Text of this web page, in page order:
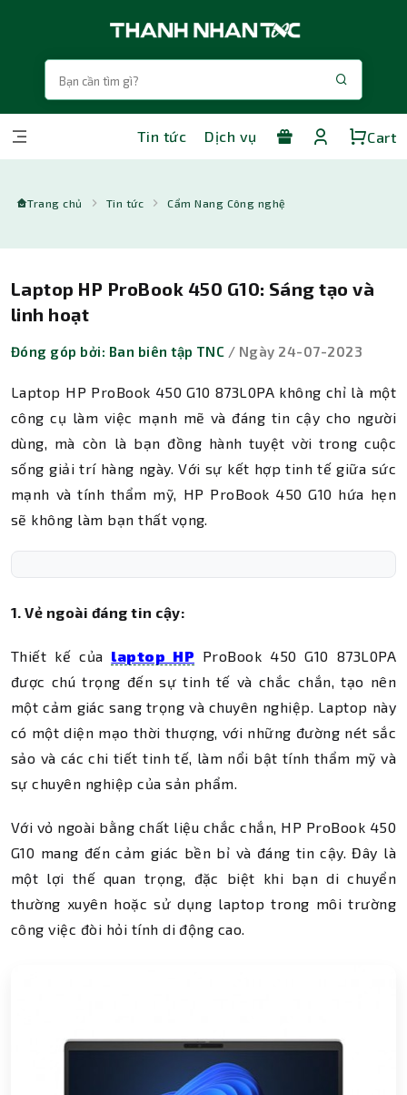
Tin tức Dịch vụ Cart
Trang chủ Tin tức Cẩm Nang Công nghệ
Laptop HP ProBook 450 G10: Sáng tạo và
linh hoạt
Đóng góp bởi: Ban biên tập TNC / Ngày 24-07-2023
Laptop HP ProBook 450 G10 873L0PA không chỉ là một
công cụ làm việc mạnh mẽ và đáng tin cậy cho người
dùng, mà còn là bạn đồng hành tuyệt vời trong cuộc
sống giải trí hàng ngày. Với sự kết hợp tinh tế giữa sức
mạnh và tính thẩm mỹ, HP ProBook 450 G10 hứa hẹn
sẽ không làm bạn thất vọng.
1. Vẻ ngoài đáng tin cậy:
Thiết kế của laptop HP ProBook 450 G10 873L0PA
được chú trọng đến sự tinh tế và chắc chắn, tạo nên
một cảm giác sang trọng và chuyên nghiệp. Laptop này
có một diện mạo thời thượng, với những đường nét sắc
sảo và các chi tiết tinh tế, làm nổi bật tính thẩm mỹ và
sự chuyên nghiệp của sản phẩm.
Với vỏ ngoài bằng chất liệu chắc chắn, HP ProBook 450
G10 mang đến cảm giác bền bỉ và đáng tin cậy. Đây là
một lợi thế quan trọng, đặc biệt khi bạn di chuyển
thường xuyên hoặc sử dụng laptop trong môi trường
công việc đòi hỏi tính di động cao.